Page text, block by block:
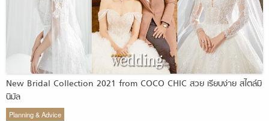
New Bridal Collection 2021 from COCO CHIC สวย เรียบง่าย สไตล์มิ
นิมัล
Planning & Advice